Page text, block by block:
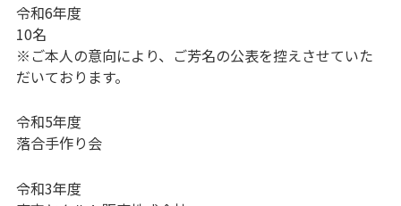
令和6年度
10名
※ご本人の意向により、ご芳名の公表を控えさせていた
だいております。
令和5年度
落合手作り会
令和3年度